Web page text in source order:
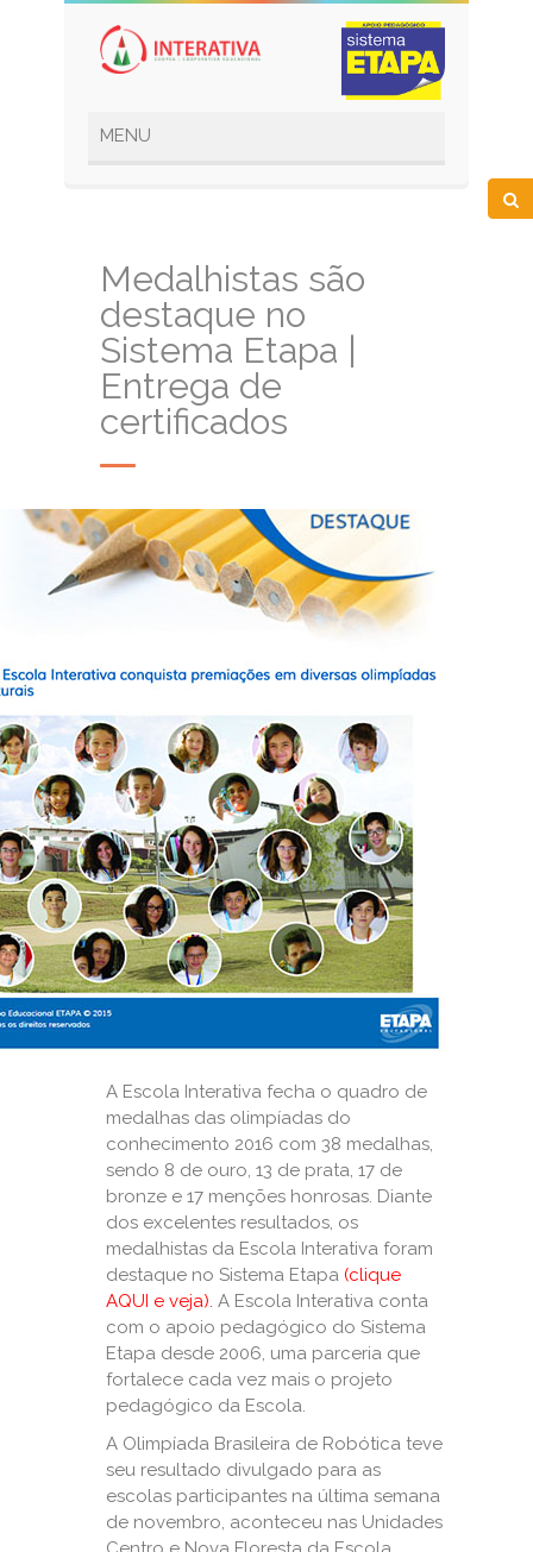
Medalhistas são
destaque no
Sistema Etapa |
Entrega de
certificados
A Escola Interativa fecha o quadro de
medalhas das olimpíadas do
conhecimento 2016 com 38 medalhas,
sendo 8 de ouro, 13 de prata, 17 de
bronze e 17 menções honrosas. Diante
dos excelentes resultados, os
medalhistas da Escola Interativa foram
destaque no Sistema Etapa (clique
AQUI e veja). A Escola Interativa conta
com o apoio pedagógico do Sistema
Etapa desde 2006, uma parceria que
fortalece cada vez mais o projeto
pedagógico da Escola.
A Olimpíada Brasileira de Robótica teve
seu resultado divulgado para as
escolas participantes na última semana
de novembro, aconteceu nas Unidades